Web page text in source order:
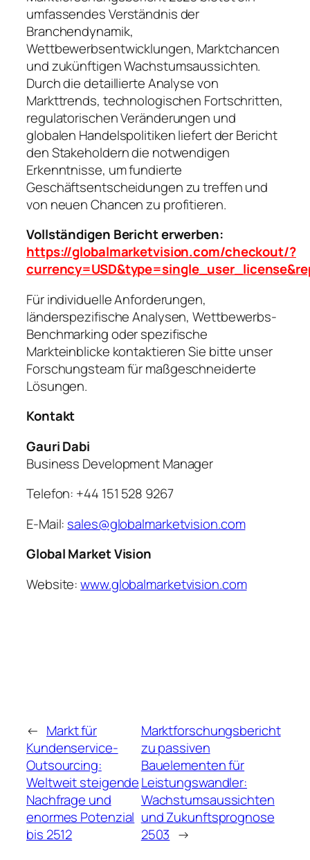
umfassendes Verständnis der
Branchendynamik,
Wettbewerbsentwicklungen, Marktchancen
und zukünftigen Wachstumsaussichten.
Durch die detaillierte Analyse von
Markttrends, technologischen Fortschritten,
regulatorischen Veränderungen und
globalen Handelspolitiken liefert der Bericht
den Stakeholdern die notwendigen
Erkenntnisse, um fundierte
Geschäftsentscheidungen zu treffen und
von neuen Chancen zu profitieren.
Vollständigen Bericht erwerben:
https://globalmarketvision.com/checkout/?
Für individuelle Anforderungen,
länderspezifische Analysen, Wettbewerbs-
Benchmarking oder spezifische
Markteinblicke kontaktieren Sie bitte unser
Forschungsteam für maßgeschneiderte
Lösungen.
Kontakt
Gauri Dabi
Business Development Manager
Telefon: +44 151 528 9267
E-Mail: sales@globalmarketvision.com
Global Market Vision
Website:www.globalmarketvision.com
← Markt für
Kundenservice-
Outsourcing:
Weltweit steigende
Nachfrage und
enormes Potenzial
bis 2512
Marktforschungsbericht
zu passiven
Bauelementen für
Leistungswandler:
Wachstumsaussichten
und Zukunftsprognose
2503 →